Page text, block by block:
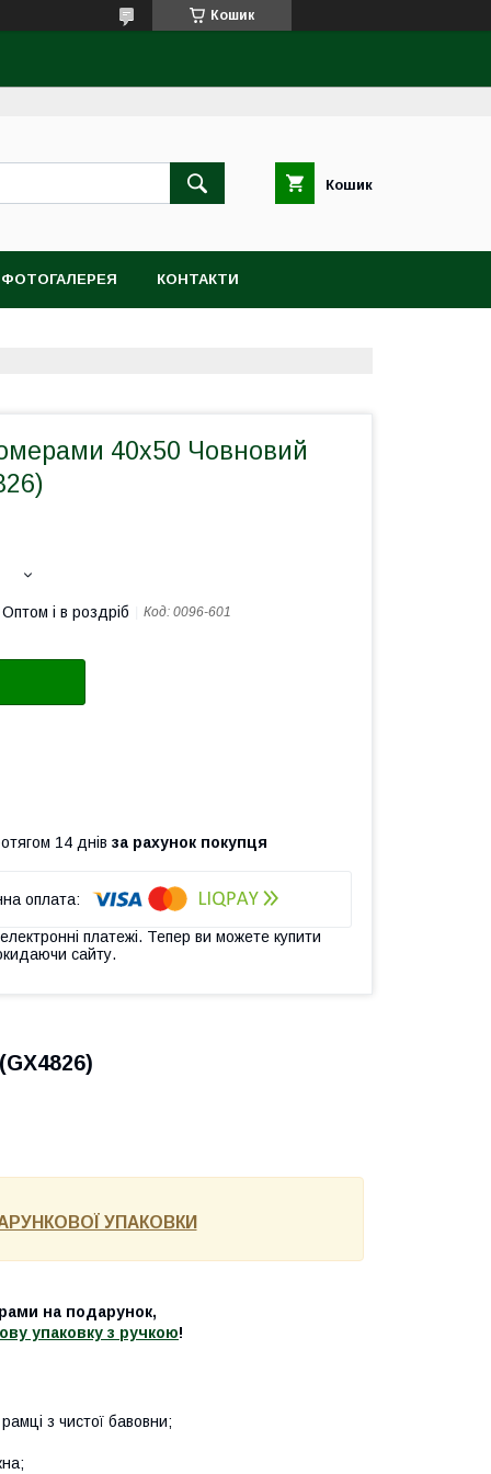
Кошик
Кошик
ФОТОГАЛЕРЕЯ КОНТАКТИ
40х50 Човновий
Оптом і в роздріб Код: 0096-601
14 днів за рахунок покупця
платежі. Тепер ви можете купити
сайту.
УПАКОВКИ
на подарунок,
упаковку з ручкою!
з чистої бавовни;